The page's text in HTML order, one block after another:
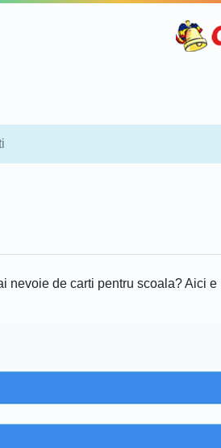
nevoie de carti pentru scoala? Aici